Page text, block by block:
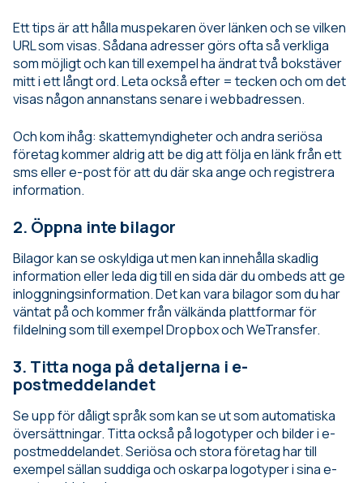
Ett tips är att hålla muspekaren över länken och se vilken
URL som visas. Sådana adresser görs ofta så verkliga
som möjligt och kan till exempel ha ändrat två bokstäver
mitt i ett långt ord. Leta också efter = tecken och om det
visas någon annanstans senare i webbadressen.
Och kom ihåg: skattemyndigheter och andra seriösa
företag kommer aldrig att be dig att följa en länk från ett
sms eller e-post för att du där ska ange och registrera
information.
2. Öppna inte bilagor
Bilagor kan se oskyldiga ut men kan innehålla skadlig
information eller leda dig till en sida där du ombeds att ge
inloggningsinformation. Det kan vara bilagor som du har
väntat på och kommer från välkända plattformar för
fildelning som till exempel Dropbox och WeTransfer.
3. Titta noga på detaljerna i e-
postmeddelandet
Se upp för dåligt språk som kan se ut som automatiska
översättningar. Titta också på logotyper och bilder i e-
postmeddelandet. Seriösa och stora företag har till
exempel sällan suddiga och oskarpa logotyper i sina e-